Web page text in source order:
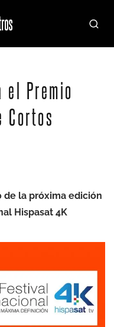
el Premio
Cortos
de la próxima edición
Hispasat 4K